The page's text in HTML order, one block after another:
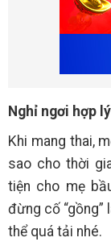
Nghỉ ngơi hợp lý
Khi mang thai,
sao cho thời
tiện cho mẹ
đừng cố
thể quá tải nhé.